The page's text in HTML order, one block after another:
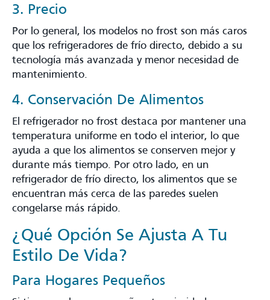
3. Precio
Por lo general, los modelos no frost son más caros
que los refrigeradores de frío directo, debido a su
tecnología más avanzada y menor necesidad de
mantenimiento.
4. Conservación De Alimentos
El refrigerador no frost destaca por mantener una
temperatura uniforme en todo el interior, lo que
ayuda a que los alimentos se conserven mejor y
durante más tiempo. Por otro lado, en un
refrigerador de frío directo, los alimentos que se
encuentran más cerca de las paredes suelen
congelarse más rápido.
¿Qué Opción Se Ajusta A Tu
Estilo De Vida?
Para Hogares Pequeños